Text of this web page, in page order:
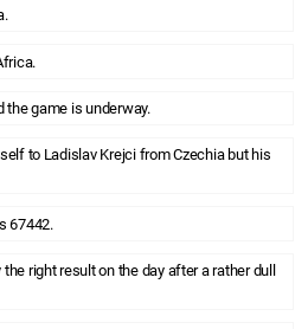
game is underway.
to Ladislav Krejci from Czechia but his
67442.
right result on the day after a rather dull